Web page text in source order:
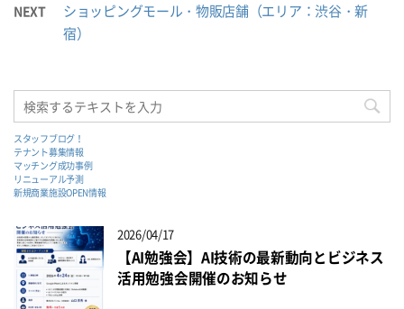
NEXT
ショッピングモール・物販店舗（エリア：渋谷・新
宿）
スタッフブログ！
テナント募集情報
マッチング成功事例
リニューアル予測
新規商業施設OPEN情報
2026/04/17
【AI勉強会】AI技術の最新動向とビジネス
活用勉強会開催のお知らせ